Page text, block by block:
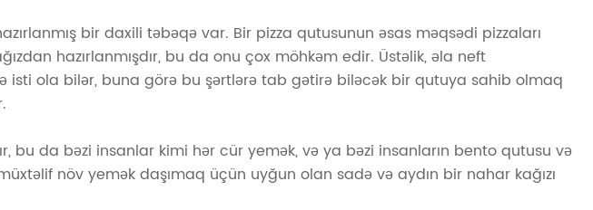
bir daxili təbəqə var. Bir pizza qutusunun əsas məqsədi pizzaları
hazırlanmışdır, bu da onu çox möhkəm edir. Üstəlik, əla neft
ola bilər, buna görə bu şərtlərə tab gətirə biləcək bir qutuya sahib olmaq
bu da bəzi insanlar kimi hər cür yemək, və ya bəzi insanların bento qutusu və
növ yemək daşımaq üçün uyğun olan sadə və aydın bir nahar kağızı